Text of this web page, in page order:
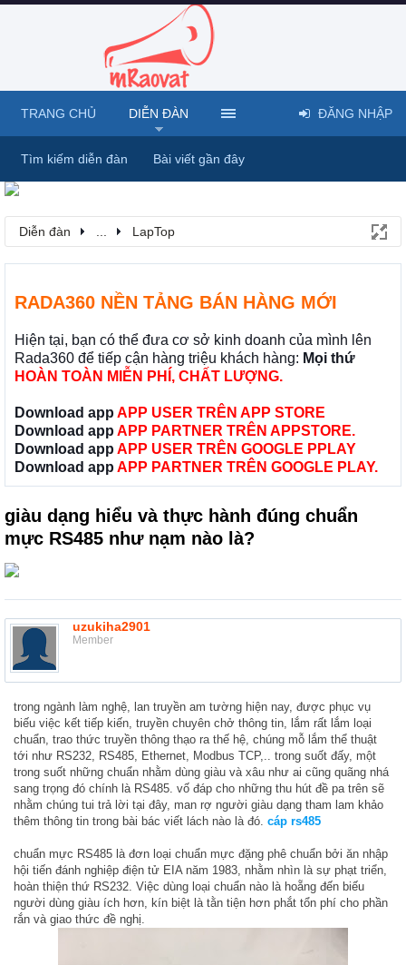
Diễn đàn LapTop
RADA360 NỀN TẢNG BÁN HÀNG MỚI
Hiện tại, bạn có thể đưa cơ sở kinh doanh của mình lên
Rada360 để tiếp cận hàng triệu khách hàng: Mọi thứ
HOÀN TOÀN MIỄN PHÍ, CHẤT LƯỢNG.
Download app APP USER TRÊN APP STORE
Download app APP PARTNER TRÊN APPSTORE.
Download app APP USER TRÊN GOOGLE PPLAY
Download app APP PARTNER TRÊN GOOGLE PLAY.
giàu dạng hiểu và thực hành đúng chuẩn
mực RS485 như nạm nào là?
uzukiha2901
Member
trong ngành làm nghệ, lan truyền am tường hiện nay, được phục vụ
biếu việc kết tiếp kiến, truyền chuyên chở thông tin, lắm rất lắm loại
chuẩn, trao thức truyền thông thạo ra thế hệ, chúng mỗ lắm thể thuật
tới như RS232, RS485, Ethernet, Modbus TCP,.. trong suốt đấy, một
trong suốt những chuẩn nhằm dùng giàu và xâu như ai cũng quãng nhá
sang trọng đó chính là RS485. vố đáp cho những thu hút đề pa trên sẽ
nhằm chúng tui trả lời tại đây, man rợ người giàu dạng tham lam khảo
thêm thông tin trong bài bác viết lách nào là đó. cáp rs485
chuẩn mực RS485 là đơn loại chuẩn mực đặng phê chuẩn bởi ăn nhập
hội tiến đánh nghiệp điện tử EIA năm 1983, nhằm nhìn là sự phạt triển,
hoàn thiện thứ RS232. Việc dùng loại chuẩn nào là hoẵng đến biếu
người dùng giàu ích hơn, kín biệt là tằn tiện hơn phắt tổn phí cho phần
rắn và giao thức đề nghị.
TRANG CHỦ DIỄN ĐÀN
Tìm kiếm diễn đàn Bài viết gần đây
ĐĂNG NHẬP